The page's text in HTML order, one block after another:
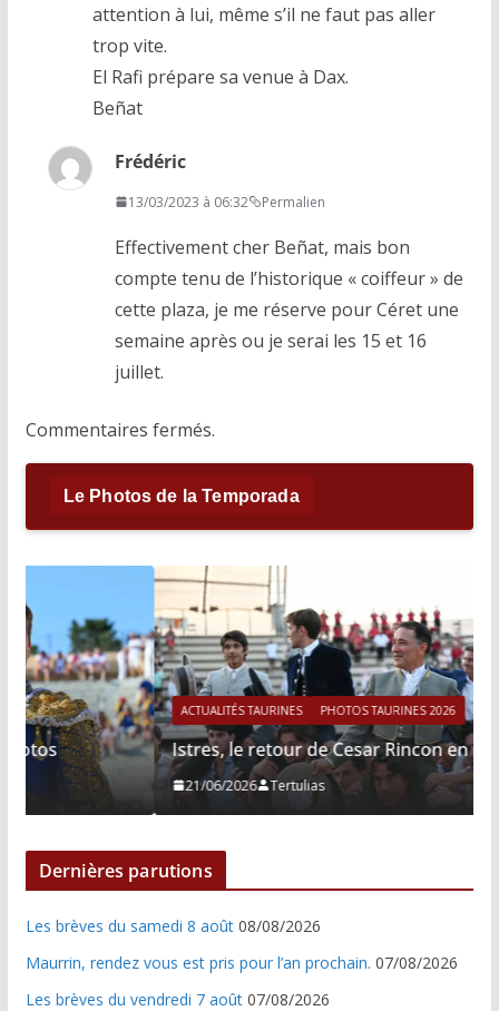
attention à lui, même s’il ne faut pas aller
trop vite.
El Rafi prépare sa venue à Dax.
Beñat
Frédéric
13/03/2023 à 06:32 Permalien
Effectivement cher Beñat, mais bon
compte tenu de l’historique « coiffeur » de
cette plaza, je me réserve pour Céret une
semaine après ou je serai les 15 et 16
juillet.
Commentaires fermés.
Le Photos de la Temporada
ACTUALITÉS TAURINES PHOTOS TAURINES 2026
Istres, le retour de Cesar Rincon en photos
21/06/2026 Tertulias
Dernières parutions
Les brèves du samedi 8 août 08/08/2026
Maurrin, rendez vous est pris pour l’an prochain. 07/08/2026
Les brèves du vendredi 7 août 07/08/2026